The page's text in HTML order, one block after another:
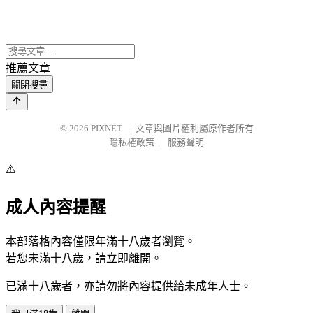
推薦文章
關閉搜尋
© 2026 PIXNET
文章與圖片權利屬原作者所有
隱私權政策
服務聲明
⚠️
成人內容提醒
本部落格內容僅限年滿十八歲者瀏覽。
若您未滿十八歲，請立即離開。
已滿十八歲者，亦請勿將內容提供給未成年人士。